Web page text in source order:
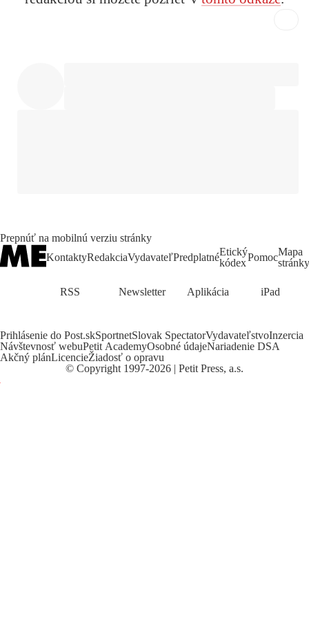
Prepnúť na mobilnú verziu stránky
KontaktyRedakciaVydavateľPredplatnéEtický
kódexPomocMapa
stránky
RSS Newsletter Aplikácia iPad
Prihlásenie do Post.skSportnetSlovak SpectatorVydavateľstvoInzercia
Návštevnosť webuPetit AcademyOsobné údajeNariadenie DSA
Akčný plánLicencieŽiadosť o opravu
© Copyright 1997-2026 | Petit Press, a.s.